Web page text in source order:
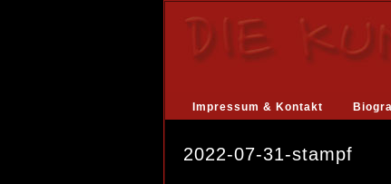
Impressum & Kontakt
2022-07-31-stampf